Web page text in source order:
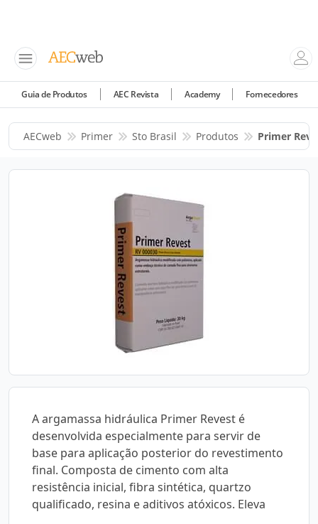
Guia de Produtos AEC Revista Academy Fornecedores
AECweb Primer Sto Brasil Produtos Primer
A argamassa hidráulica Primer Revest é
desenvolvida especialmente para servir de
base para aplicação posterior do revestimento
final. Composta de cimento com alta
resistência inicial, fibra sintética, quartzo
qualificado, resina e aditivos atóxicos. Eleva